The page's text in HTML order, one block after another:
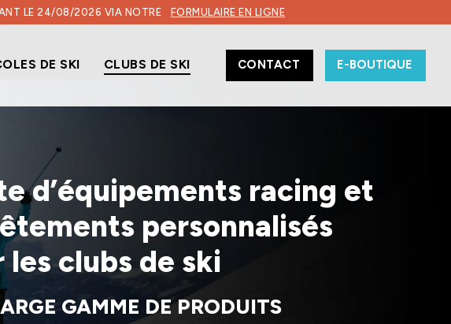
LE 24/08/2026 VIA NOTRE FORMULAIRE EN LIGNE
DE SKI CLUBS DE SKI CONTACT E-BOUTIQUE
d’équipements racing et
personnalisés
les clubs de ski
GAMME DE PRODUITS